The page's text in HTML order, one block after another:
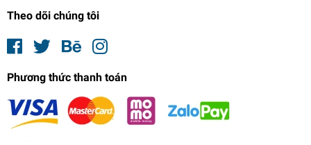
Theo dõi chúng tôi
Phương thức thanh toán